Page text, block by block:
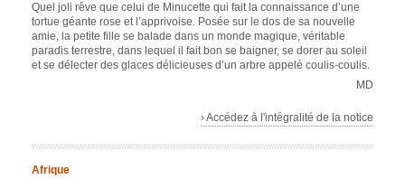
Quel joli rêve que celui de Minucette qui fait la connaissance d’une
tortue géante rose et l’apprivoise. Posée sur le dos de sa nouvelle
amie, la petite fille se balade dans un monde magique, véritable
paradis terrestre, dans lequel il fait bon se baigner, se dorer au soleil
et se délecter des glaces délicieuses d’un arbre appelé coulis-coulis.
MD
› Accédez à l'intégralité de la notice
Afrique